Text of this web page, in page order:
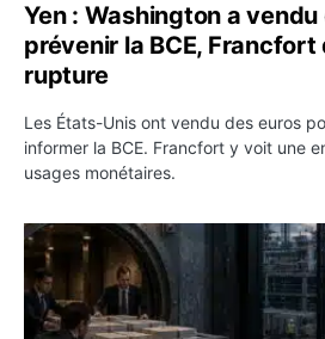
Yen : Washington a
prévenir la BCE, Francfort
rupture
Les États-Unis ont vendu des euros
informer la BCE. Francfort y voit une
usages monétaires.
Jane Street négocie le transfert